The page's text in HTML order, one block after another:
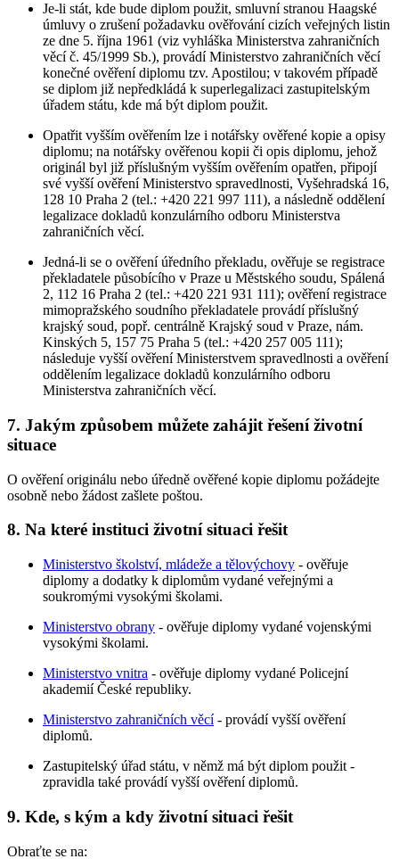
Je-li stát, kde bude diplom použit, smluvní stranou Haagské
úmluvy o zrušení požadavku ověřování cizích veřejných listin
ze dne 5. října 1961 (viz vyhláška Ministerstva zahraničních
věcí č. 45/1999 Sb.), provádí Ministerstvo zahraničních věcí
konečné ověření diplomu tzv. Apostilou; v takovém případě
se diplom již nepředkládá k superlegalizaci zastupitelským
úřadem státu, kde má být diplom použit.
Opatřit vyšším ověřením lze i notářsky ověřené kopie a opisy
diplomu; na notářsky ověřenou kopii či opis diplomu, jehož
originál byl již příslušným vyšším ověřením opatřen, připojí
své vyšší ověření Ministerstvo spravedlnosti, Vyšehradská 16,
128 10 Praha 2 (tel.: +420 221 997 111), a následně oddělení
legalizace dokladů konzulárního odboru Ministerstva
zahraničních věcí.
Jedná-li se o ověření úředního překladu, ověřuje se registrace
překladatele působícího v Praze u Městského soudu, Spálená
2, 112 16 Praha 2 (tel.: +420 221 931 111); ověření registrace
mimopražského soudního překladatele provádí příslušný
krajský soud, popř. centrálně Krajský soud v Praze, nám.
Kinských 5, 157 75 Praha 5 (tel.: +420 257 005 111);
následuje vyšší ověření Ministerstvem spravedlnosti a ověření
oddělením legalizace dokladů konzulárního odboru
Ministerstva zahraničních věcí.
7. Jakým způsobem můžete zahájit řešení životní
situace
O ověření originálu nebo úředně ověřené kopie diplomu požádejte
osobně nebo žádost zašlete poštou.
8. Na které instituci životní situaci řešit
Ministerstvo školství, mládeže a tělovýchovy - ověřuje
diplomy a dodatky k diplomům vydané veřejnými a
soukromými vysokými školami.
Ministerstvo obrany - ověřuje diplomy vydané vojenskými
vysokými školami.
Ministerstvo vnitra - ověřuje diplomy vydané Policejní
akademií České republiky.
Ministerstvo zahraničních věcí- provádí vyšší ověření
diplomů.
Zastupitelský úřad státu, v němž má být diplom použit -
zpravidla také provádí vyšší ověření diplomů.
9. Kde, s kým a kdy životní situaci řešit
Obraťte se na: